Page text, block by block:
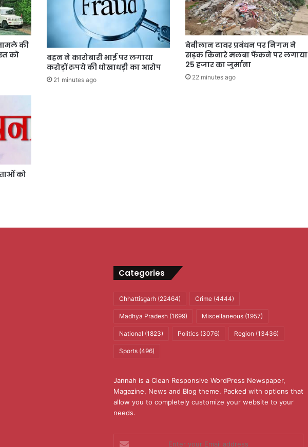
की
को
बहन ने कारोबारी भाई पर लगाया
करोड़ों रुपये की धोखाधड़ी का आरोप
21 minutes ago
बेबीलान टावर प्रबंधन पर निगम ने
सड़क किनारे मलबा फेंकने पर लगाया
25 हजार का जुर्माना
22 minutes ago
को
Categories
Chhattisgarh(22464) Crime(4444)
Madhya Pradesh(1699) Miscellaneous(1957)
National (1823) Politics(3076) Region (13436)
Sports(496)
Jannah is a Clean Responsive WordPress Newspaper,
Magazine, News and Blog theme. Packed with options that
allow you to completely customize your website to your
needs.